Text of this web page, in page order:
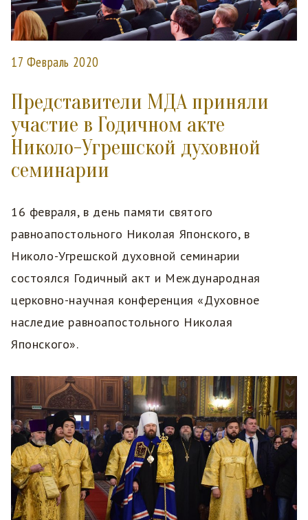
17 Февраль 2020
Представители МДА приняли
участие в Годичном акте
Николо-Угрешской духовной
семинарии
16 февраля, в день памяти святого
равноапостольного Николая Японского, в
Николо-Угрешской духовной семинарии
состоялся Годичный акт и Международная
церковно-научная конференция «Духовное
наследие равноапостольного Николая
Японского».